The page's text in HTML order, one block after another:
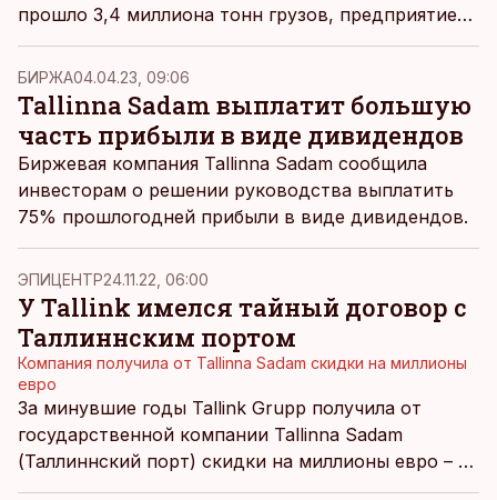
прошло 3,4 миллиона тонн грузов, предприятие
обслужило 1,4 миллиона пассажиров.
БИРЖА04.04.23, 09:06
Tallinna Sadam выплатит большую
часть прибыли в виде дивидендов
Биржевая компания Tallinna Sadam сообщила
инвесторам о решении руководства выплатить
75% прошлогодней прибыли в виде дивидендов.
ЭПИЦЕНТР24.11.22, 06:00
У Tallink имелся тайный договор с
Таллиннским портом
Компания получила от Tallinna Sadam скидки на миллионы
евро
За минувшие годы Tallink Grupp получила от
государственной компании Tallinna Sadam
(Таллиннский порт) скидки на миллионы евро – а
все благодаря особым договоренностям по